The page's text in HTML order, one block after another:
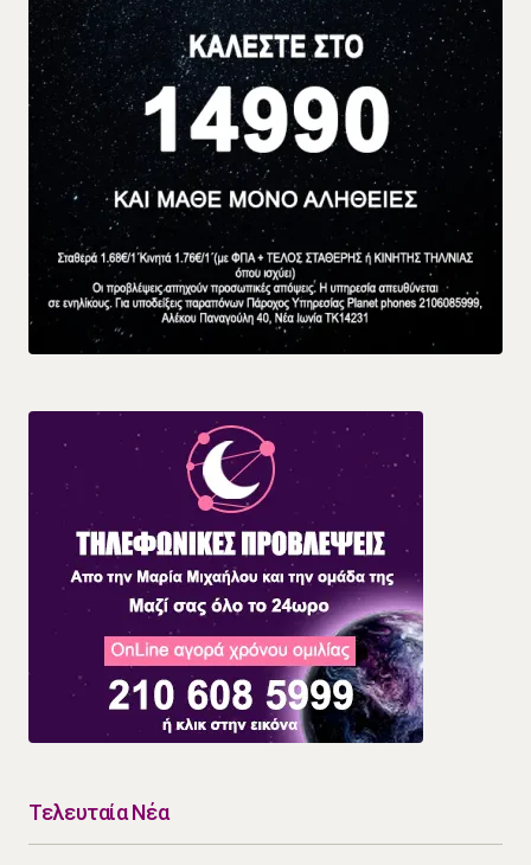
Τελευταία Νέα